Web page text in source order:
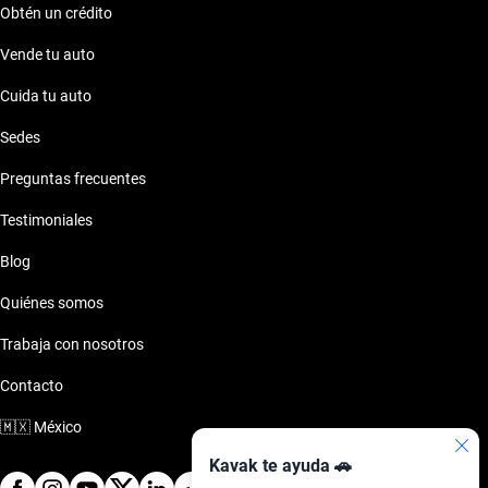
Kavak te ayuda 🚗
Obtén un crédito
Vende tu auto
Cuida tu auto
Sedes
Preguntas frecuentes
Testimoniales
Blog
Quiénes somos
Trabaja con nosotros
Contacto
🇲🇽 México